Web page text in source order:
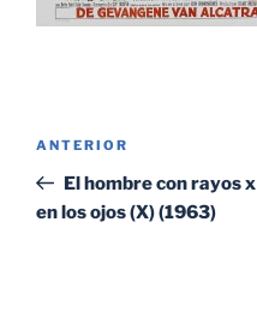
entradas
Entrada
anterior:
ANTERIOR
El hombre con rayos x
en los ojos (X) (1963)